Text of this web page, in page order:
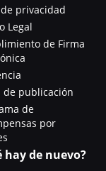
privacidad
Legal
de Firma
de publicación
de
por
hay de nuevo?